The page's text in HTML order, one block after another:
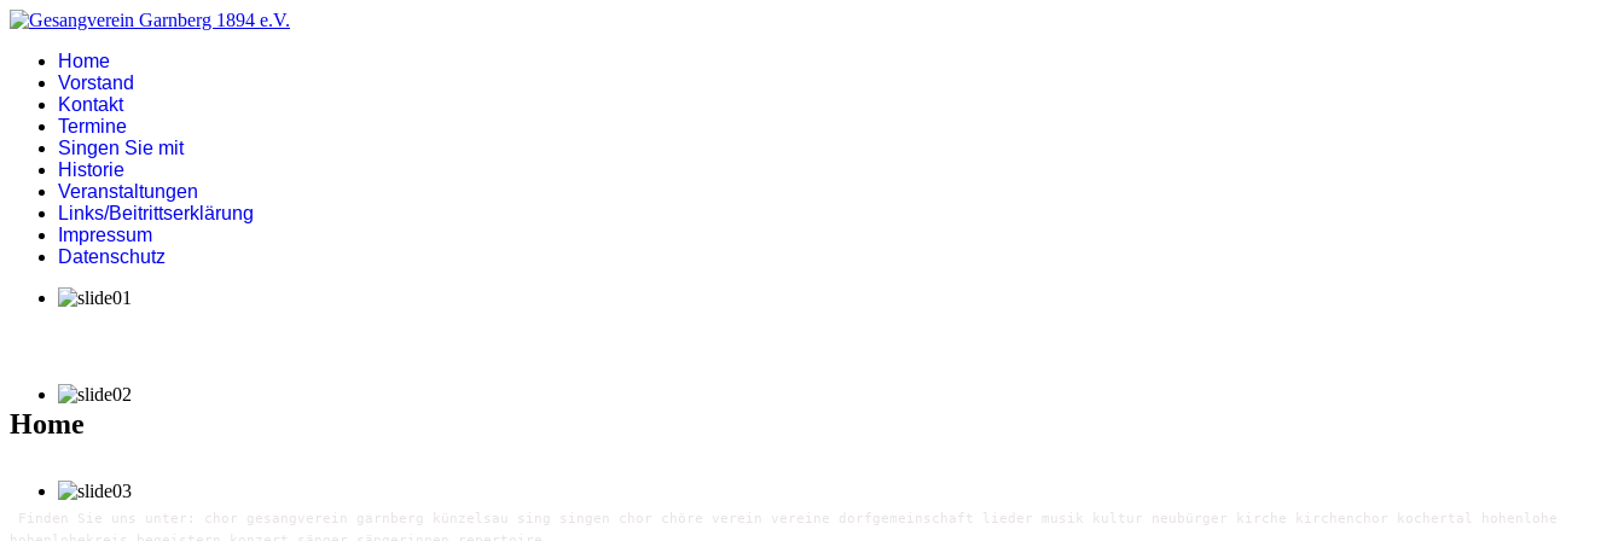
Home
Vorstand
Kontakt
Termine
Singen Sie mit
Historie
Veranstaltungen
Links/Beitrittserklärung
Impressum
Datenschutz
Home
Finden Sie uns unter: chor gesangverein garnberg künzelsau sing singen chor chöre verein vereine dorfgemeinschaft lieder musik kultur neubürger kirche kirchenchor kochertal hohenlohe